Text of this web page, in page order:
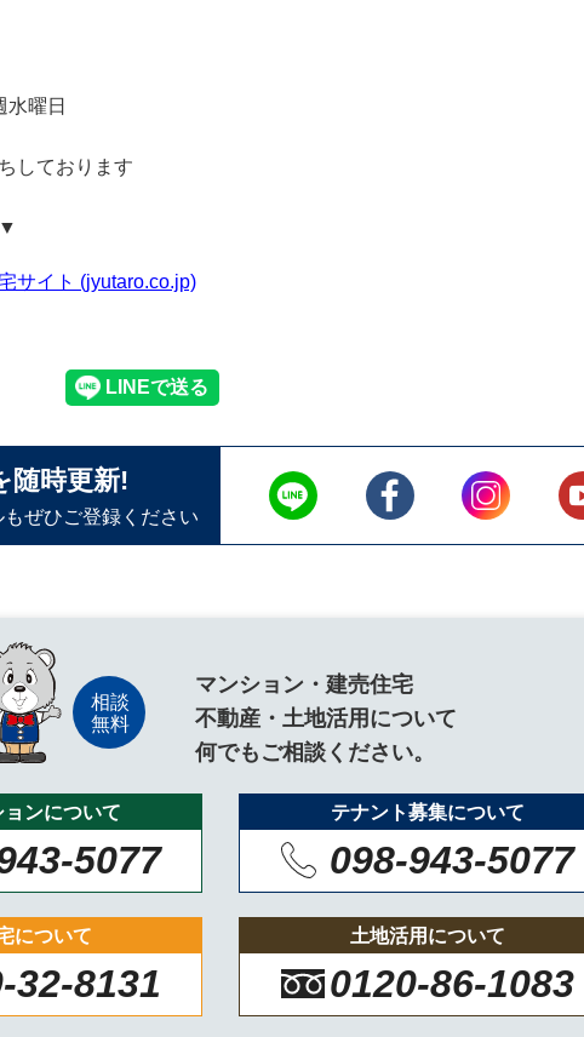
水曜日
しております
サイト (jyutaro.co.jp)
随時更新!
ぜひご登録ください
マンション・建売住宅
不動産・土地活用について
何でもご相談ください。
ンについて
5077
テナント募集について
098-943-5077
について
32-8131
土地活用について
0120-86-1083